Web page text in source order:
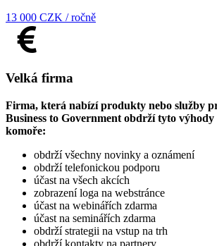
13 000 CZK / ročně
Velká firma
Firma, která nabízí produkty nebo služby
Business to Government obdrží tyto
komoře:
obdrží všechny novinky a oznámení
obdrží telefonickou podporu
účast na všech akcích
zobrazení loga na webstránce
účast na webinářích zdarma
účast na seminářích zdarma
obdrží strategii na vstup na trh